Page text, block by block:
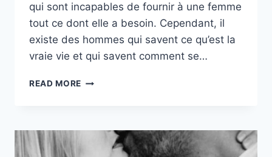
qui sont incapables de fournir à une femme
tout ce dont elle a besoin. Cependant, il
existe des hommes qui savent ce qu’est la
vraie vie et qui savent comment se…
READ MORE 8
MÛR